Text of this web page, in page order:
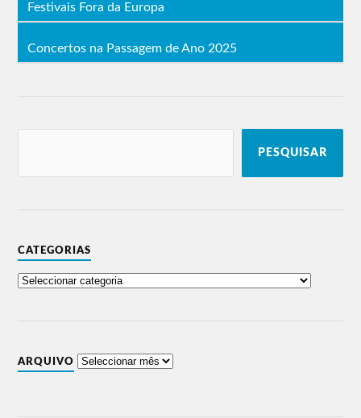
Festivais Fora da Europa
Concertos na Passagem de Ano 2025
PESQUISAR
CATEGORIAS
ARQUIVO